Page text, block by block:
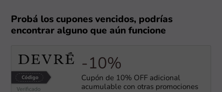
Probá los cupones vencidos, podrías
encontrar alguno que aún funcione
-10%
Cupón de 10% OFF adicional
acumulable con otras promociones